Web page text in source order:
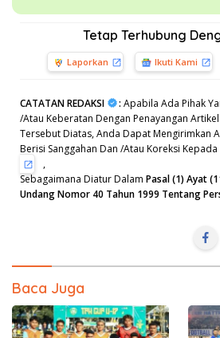
Tetap Terhubung
Laporkan Ikuti Kami
CATATAN REDAKSI : Apabila Ada Pihak
/Atau Keberatan Dengan Penayangan
Tersebut Diatas, Anda Dapat Mengirimkan
Berisi Sanggahan Dan /Atau Koreksi Kepada
,
Sebagaimana Diatur Dalam Pasal (1) Ayat
Undang Nomor 40 Tahun 1999 Tentang
Baca Juga